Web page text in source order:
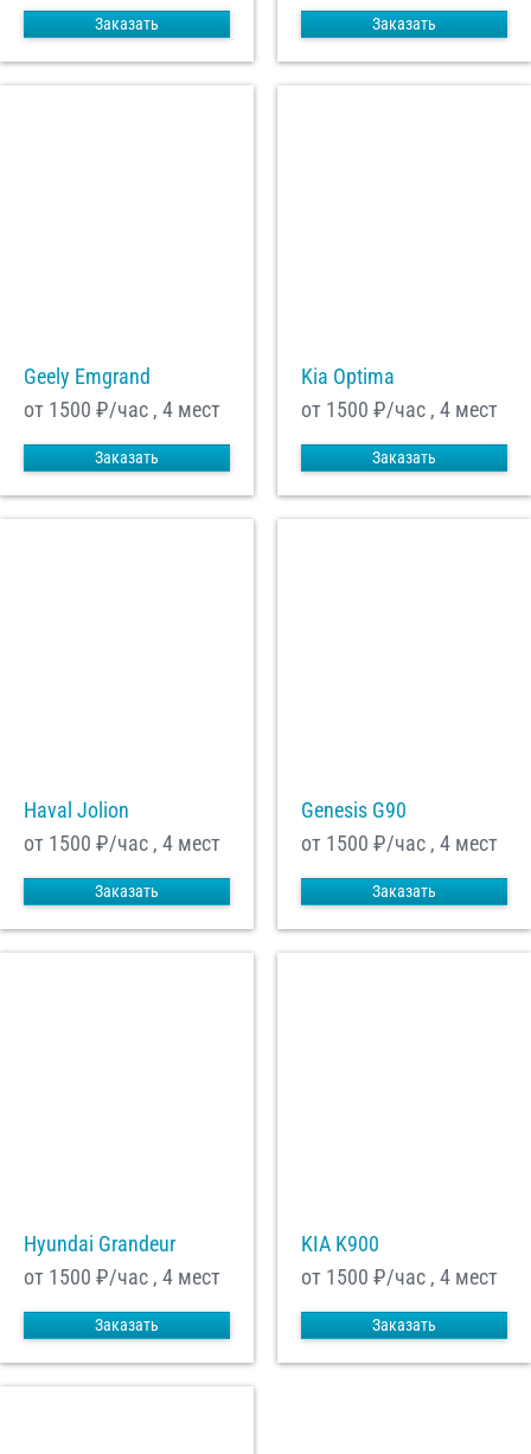
Заказать Заказать
Geely Emgrand
от 1500 ₽/час , 4 мест
Заказать
Kia Optima
от 1500 ₽/час , 4 мест
Заказать
Haval Jolion
от 1500 ₽/час , 4 мест
Заказать
Genesis G90
от 1500 ₽/час , 4 мест
Заказать
Hyundai Grandeur
от 1500 ₽/час , 4 мест
Заказать
KIA K900
от 1500 ₽/час , 4 мест
Заказать